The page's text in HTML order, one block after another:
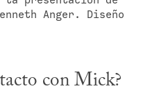
Anger. Diseño
con Mick?